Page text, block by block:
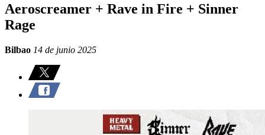
Aeroscreamer + Rave in Fire + Sinner
Rage
Bilbao 14 de junio 2025